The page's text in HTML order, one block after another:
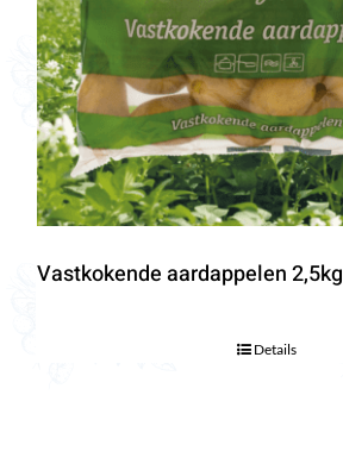
Vastkokende aardappelen 2,5kg
Details